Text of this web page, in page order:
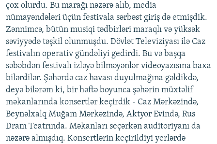
çox olurdu. Bu marağı nəzərə alıb, media
nümayəndələri üçün festivala sərbəst giriş də etmişdik.
Zənnimcə, bütün musiqi tədbirləri maraqlı və yüksək
səviyyədə təşkil olunmuşdu. Dövlət Televiziyası ilə Caz
festivalın operativ gündəliyi gedirdi. Bu və başqa
səbəbdən festivalı izləyə bilməyənlər videoyazısına baxa
bilərdilər. Şəhərdə caz havası duyulmağına gəldikdə,
deyə bilərəm ki, bir həftə boyunca şəhərin müxtəlif
məkanlarında konsertlər keçirdik - Caz Mərkəzində,
Beynəlxalq Muğam Mərkəzində, Aktyor Evində, Rus
Dram Teatrında. Məkanları seçərkən auditoriyanı da
nəzərə almışdıq. Konsertlərin keçirildiyi yerlərdə